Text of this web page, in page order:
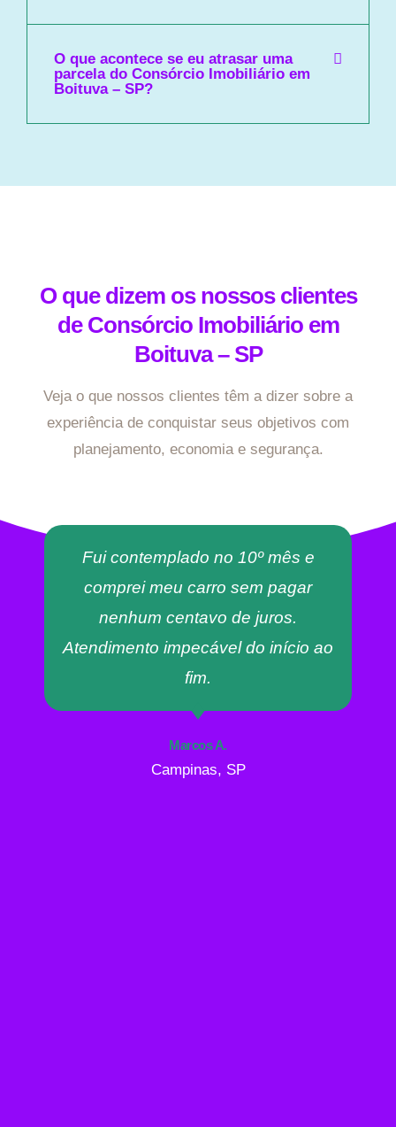
O que acontece se eu atrasar uma
parcela do Consórcio Imobiliário em
Boituva – SP?
O que dizem os nossos clientes
de Consórcio Imobiliário em
Boituva – SP
Veja o que nossos clientes têm a dizer sobre a
experiência de conquistar seus objetivos com
planejamento, economia e segurança.
Fui contemplado no 10º mês e
comprei meu carro sem pagar
nenhum centavo de juros.
Atendimento impecável do início ao
fim.
Marcos A.
Campinas, SP